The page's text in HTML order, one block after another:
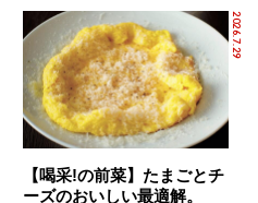
2026.7.29
【喝采!の前菜】たまごとチ
ーズのおいしい最適解。